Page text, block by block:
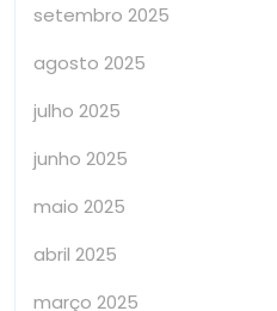
setembro 2025
agosto 2025
julho 2025
junho 2025
maio 2025
abril 2025
março 2025